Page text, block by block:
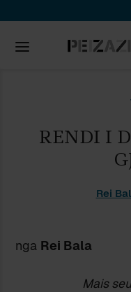
RENDI I
Rei
nga Rei Bala
Mais